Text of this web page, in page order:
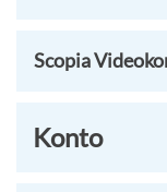
Scopia
Konto